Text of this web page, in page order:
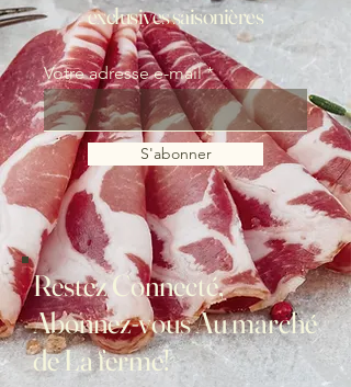
exclusives saisonières
Votre adresse e-mail
S'abonner
Restez Connecté,
Abonnez-vous Au marché
de La ferme!